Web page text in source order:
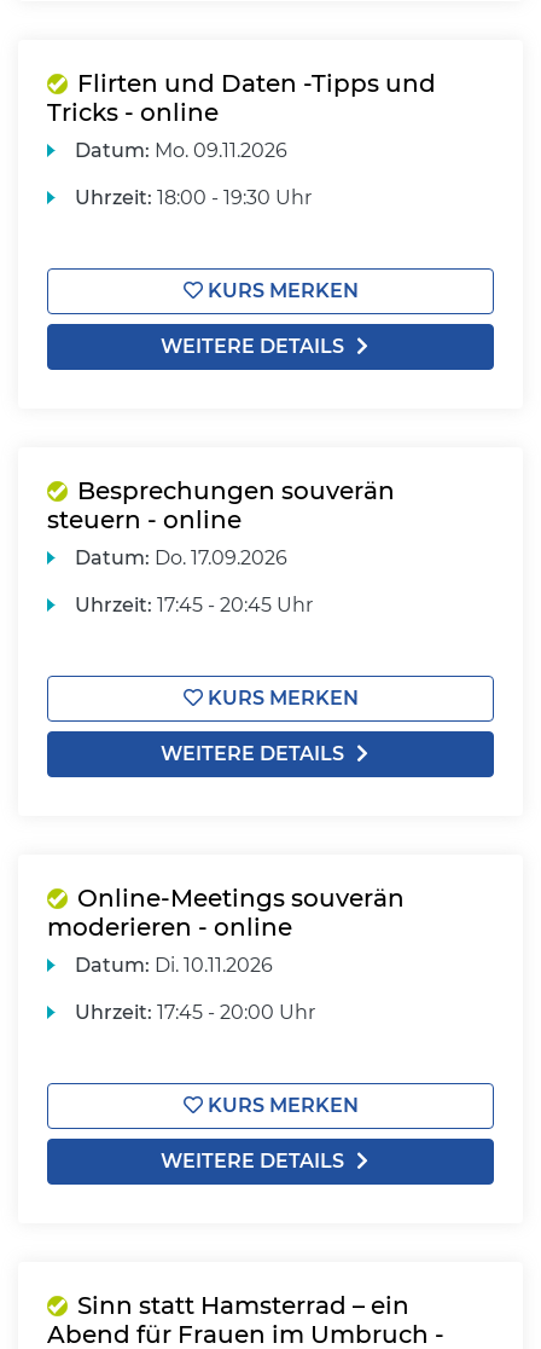
Flirten und Daten -Tipps und
Tricks - online
Datum: Mo. 09.11.2026
Uhrzeit: 18:00 - 19:30 Uhr
KURS MERKEN
WEITERE DETAILS
Besprechungen souverän
steuern - online
Datum: Do. 17.09.2026
Uhrzeit: 17:45 - 20:45 Uhr
KURS MERKEN
WEITERE DETAILS
Online-Meetings souverän
moderieren - online
Datum: Di. 10.11.2026
Uhrzeit: 17:45 - 20:00 Uhr
KURS MERKEN
WEITERE DETAILS
Sinn statt Hamsterrad – ein
Abend für Frauen im Umbruch -